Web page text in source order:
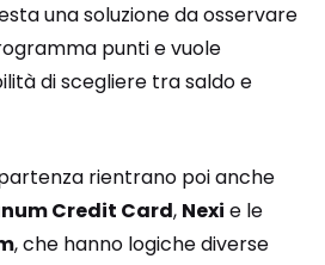
una soluzione da osservare
punti e vuole
di scegliere tra saldo e
rientrano poi anche
Credit Card, Nexi e le
, che hanno logiche diverse